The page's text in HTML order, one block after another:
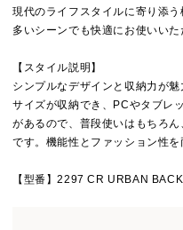
現代のライフスタイルに寄り添
多いシーンでも快適にお使いいた
【スタイル説明】
シンプルなデザインと収納力が
サイズが収納でき、PCやタブレ
があるので、普段使いはもちろ
です。機能性とファッション性
【型番】2297 CR URBAN